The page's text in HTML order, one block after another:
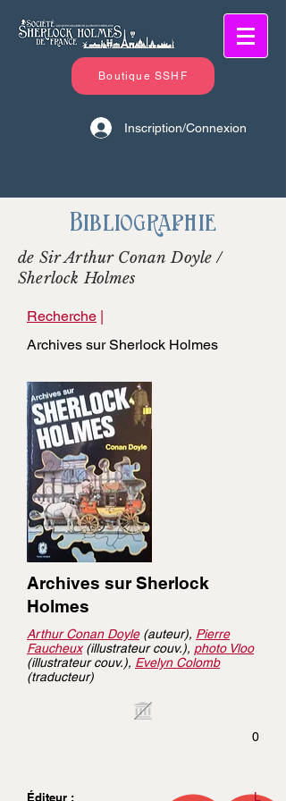
Boutique SSHF
Inscription/Connexion
Bibliographie
de Sir Arthur Conan Doyle /
Sherlock Holmes
Recherche |
Archives sur Sherlock Holmes
Archives sur Sherlock
Holmes
Arthur Conan Doyle(auteur), Pierre
Faucheux(illustrateur couv.), photo Vloo
(illustrateur couv.), Evelyn Colomb
(traducteur)
0
Éditeur :
L